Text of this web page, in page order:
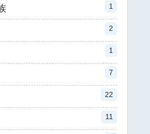
1
2
1
7
22
11